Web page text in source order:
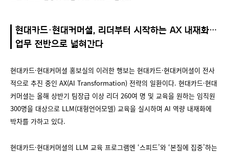
현대카드·현대커머셜, 리더부터 시작하는 AX 내재화…
업무 전반으로 넓혀간다
현대카드·현대커머셜 홍보실의 이러한 행보는 현대카드·현대커머셜이 전사
적으로 추진 중인 AX(AI Transformation) 전략의 일환이다. 현대카드·현대
커머셜는 올해 상반기 팀장급 이상 리더 260여 명 및 교육을 원하는 임직원
300명을 대상으로 LLM(대형언어모델) 교육을 실시하며 AI 역량 내재화에
박차를 가하고 있다.
현대카드·현대커머셜의 LLM 교육 프로그램엔 ‘스피드’와 ‘본질에 집중’하는